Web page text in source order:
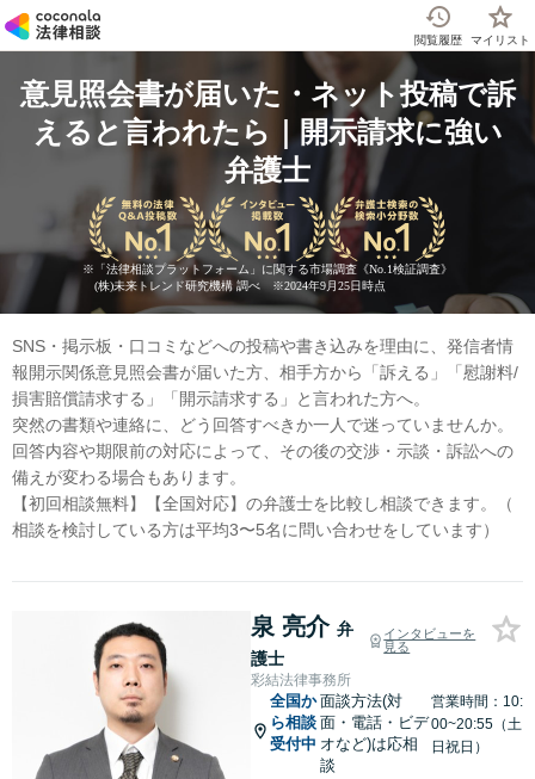
閲覧履歴 マイリスト
意見照会書が届いた・ネット投稿で訴
えると言われたら｜開示請求に強い
弁護士
※ 「法律相談プラットフォーム」に関する市場調査《No.1検証調査》
(株)未来トレンド研究機構 調べ ※2024年9月25日時点
SNS・掲示板・口コミなどへの投稿や書き込みを理由に、発信者情
報開示関係意見照会書が届いた方、相手方から「訴える」「慰謝料/
損害賠償請求する」「開示請求する」と言われた方へ。
突然の書類や連絡に、どう回答すべきか一人で迷っていませんか。
回答内容や期限前の対応によって、その後の交渉・示談・訴訟への
備えが変わる場合もあります。
【初回相談無料】【全国対応】の弁護士を比較し相談できます。（
相談を検討している方は平均3〜5名に問い合わせをしています）
泉 亮介 弁
護士
インタビューを
見る
彩結法律事務所
全国か
ら相談
受付中
面談方法(対
面・電話・ビデ
オなど)は応相
談
営業時間：10:
00~20:55（土
日祝日）